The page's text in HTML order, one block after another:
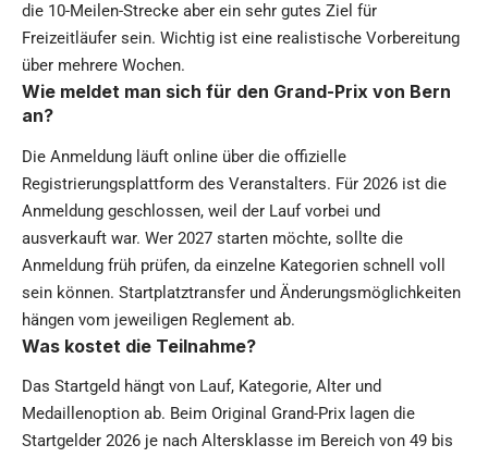
die 10-Meilen-Strecke aber ein sehr gutes Ziel für
Freizeitläufer sein. Wichtig ist eine realistische Vorbereitung
über mehrere Wochen.
Wie meldet man sich für den Grand-Prix von Bern
an?
Die Anmeldung läuft online über die offizielle
Registrierungsplattform des Veranstalters. Für 2026 ist die
Anmeldung geschlossen, weil der Lauf vorbei und
ausverkauft war. Wer 2027 starten möchte, sollte die
Anmeldung früh prüfen, da einzelne Kategorien schnell voll
sein können. Startplatztransfer und Änderungsmöglichkeiten
hängen vom jeweiligen Reglement ab.
Was kostet die Teilnahme?
Das Startgeld hängt von Lauf, Kategorie, Alter und
Medaillenoption ab. Beim Original Grand-Prix lagen die
Startgelder 2026 je nach Altersklasse im Bereich von 49 bis